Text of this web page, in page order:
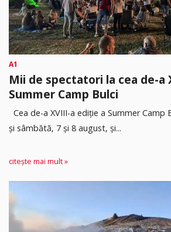
A1
Mii de spectatori la cea de-a
Summer Camp Bulci
Cea de-a XVIII-a ediție a Summer Camp
și sâmbătă, 7 și 8 august, și...
citește mai mult »